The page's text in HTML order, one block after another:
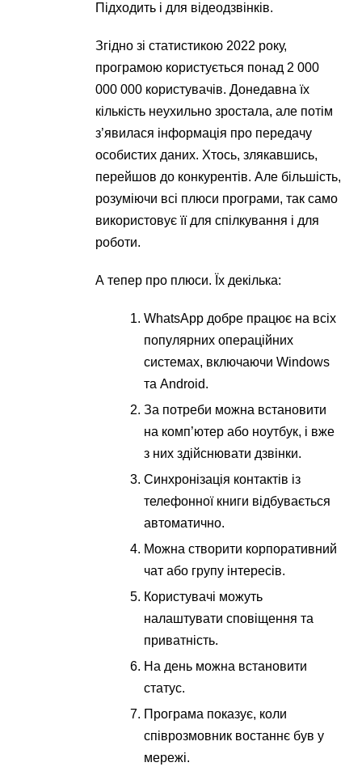
Підходить і для відеодзвінків.
Згідно зі статистикою 2022 року,
програмою користується понад 2 000
000 000 користувачів. Донедавна їх
кількість неухильно зростала, але потім
з’явилася інформація про передачу
особистих даних. Хтось, злякавшись,
перейшов до конкурентів. Але більшість,
розуміючи всі плюси програми, так само
використовує її для спілкування і для
роботи.
А тепер про плюси. Їх декілька:
WhatsApp добре працює на всіх
популярних операційних
системах, включаючи Windows
та Android.
За потреби можна встановити
на комп’ютер або ноутбук, і вже
з них здійснювати дзвінки.
Синхронізація контактів із
телефонної книги відбувається
автоматично.
Можна створити корпоративний
чат або групу інтересів.
Користувачі можуть
налаштувати сповіщення та
приватність.
На день можна встановити
статус.
Програма показує, коли
співрозмовник востаннє був у
мережі.